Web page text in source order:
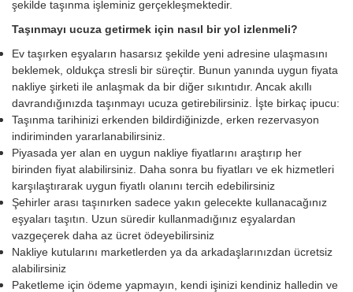
şekilde taşınma işleminiz gerçekleşmektedir.
Taşınmayı ucuza getirmek için nasıl bir yol izlenmeli?
Ev taşırken eşyaların hasarsız şekilde yeni adresine ulaşmasını
beklemek, oldukça stresli bir süreçtir. Bunun yanında uygun fiyata
nakliye şirketi ile anlaşmak da bir diğer sıkıntıdır. Ancak akıllı
davrandığınızda taşınmayı ucuza getirebilirsiniz. İşte birkaç ipucu:
Taşınma tarihinizi erkenden bildirdiğinizde, erken rezervasyon
indiriminden yararlanabilirsiniz.
Piyasada yer alan en uygun nakliye fiyatlarını araştırıp her
birinden fiyat alabilirsiniz. Daha sonra bu fiyatları ve ek hizmetleri
karşılaştırarak uygun fiyatlı olanını tercih edebilirsiniz
Şehirler arası taşınırken sadece yakın gelecekte kullanacağınız
eşyaları taşıtın. Uzun süredir kullanmadığınız eşyalardan
vazgeçerek daha az ücret ödeyebilirsiniz
Nakliye kutularını marketlerden ya da arkadaşlarınızdan ücretsiz
alabilirsiniz
Paketleme için ödeme yapmayın, kendi işinizi kendiniz halledin ve